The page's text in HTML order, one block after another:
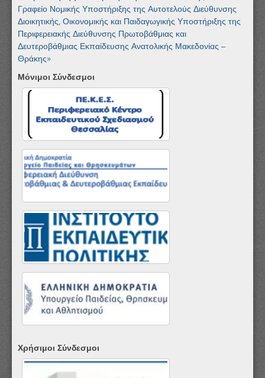
Γραφείο Νομικής Υποστήριξης της Αυτοτελούς Διεύθυνσης
Διοικητικής, Οικονομικής και Παιδαγωγικής Υποστήριξης της
Περιφερειακής Διεύθυνσης Πρωτοβάθμιας και
Δευτεροβάθμιας Εκπαίδευσης Ανατολικής Μακεδονίας –
Θράκης»
Μόνιμοι Σύνδεσμοι
Χρήσιμοι Σύνδεσμοι